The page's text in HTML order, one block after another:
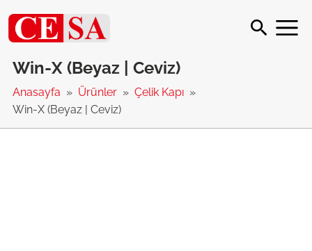
Win-X (Beyaz | Ceviz)
Anasayfa Ürünler
Çelik Kapı
Win-X (Beyaz | Ceviz)